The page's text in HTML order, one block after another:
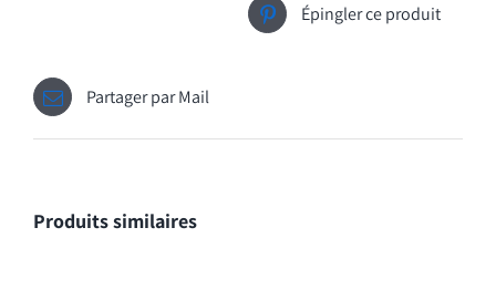
Épingler ce produit
Partager par Mail
Produits similaires